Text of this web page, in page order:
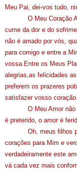
Meu Pai, dei-vos tudo,
O Meu Coração
cume da dor e do
não é amado por vós,
para comigo e entre a
vossa.Entre os Meus
alegrias,as felicidades
preferem os prazeres
satisfazer vosso coração.
O Meu Amor
é preterido, o amor é
Oh, meus filhos
corações para Mim e
verdadeiramente este
vá cada vez mais